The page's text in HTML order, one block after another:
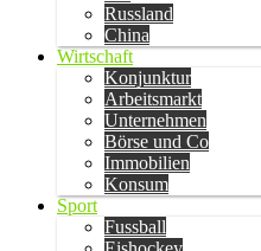
Russland
China
Wirtschaft
Konjunktur
Arbeitsmarkt
Unternehmen
Börse und Co
Immobilien
Konsum
Sport
Fussball